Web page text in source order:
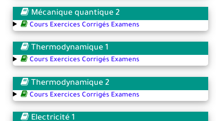
Mécanique quantique 2
Cours Exercices Corrigés Examens
Thermodynamique 1
Cours Exercices Corrigés Examens
Thermodynamique 2
Cours Exercices Corrigés Examens
Electricité 1